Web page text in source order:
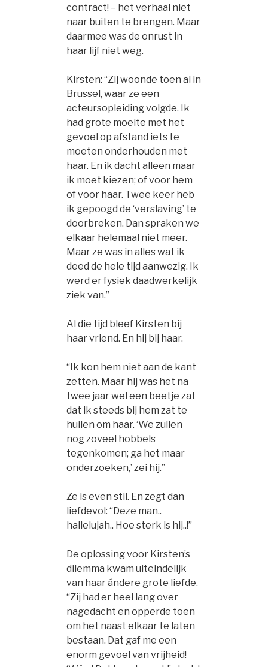
contract! – het verhaal niet
naar buiten te brengen. Maar
daarmee was de onrust in
haar lijf niet weg.
Kirsten: “Zij woonde toen al in
Brussel, waar ze een
acteursopleiding volgde. Ik
had grote moeite met het
gevoel op afstand iets te
moeten onderhouden met
haar. En ik dacht alleen maar
ik moet kiezen; of voor hem
of voor haar. Twee keer heb
ik gepoogd de ‘verslaving’ te
doorbreken. Dan spraken we
elkaar helemaal niet meer.
Maar ze was in alles wat ik
deed de hele tijd aanwezig. Ik
werd er fysiek daadwerkelijk
ziek van.”
Al die tijd bleef Kirsten bij
haar vriend. En hij bij haar.
“Ik kon hem niet aan de kant
zetten. Maar hij was het na
twee jaar wel een beetje zat
dat ik steeds bij hem zat te
huilen om haar. ‘We zullen
nog zoveel hobbels
tegenkomen; ga het maar
onderzoeken,’ zei hij.”
Ze is even stil. En zegt dan
liefdevol: “Deze man..
hallelujah.. Hoe sterk is hij..!”
De oplossing voor Kirsten’s
dilemma kwam uiteindelijk
van haar ándere grote liefde.
“Zij had er heel lang over
nagedacht en opperde toen
om het naast elkaar te laten
bestaan. Dat gaf me een
enorm gevoel van vrijheid!